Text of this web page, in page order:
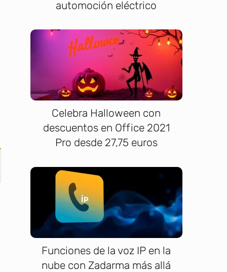
automoción eléctrico
Celebra Halloween con
descuentos en Office 2021
Pro desde 27,75 euros
Funciones de la voz IP en la
nube con Zadarma más allá